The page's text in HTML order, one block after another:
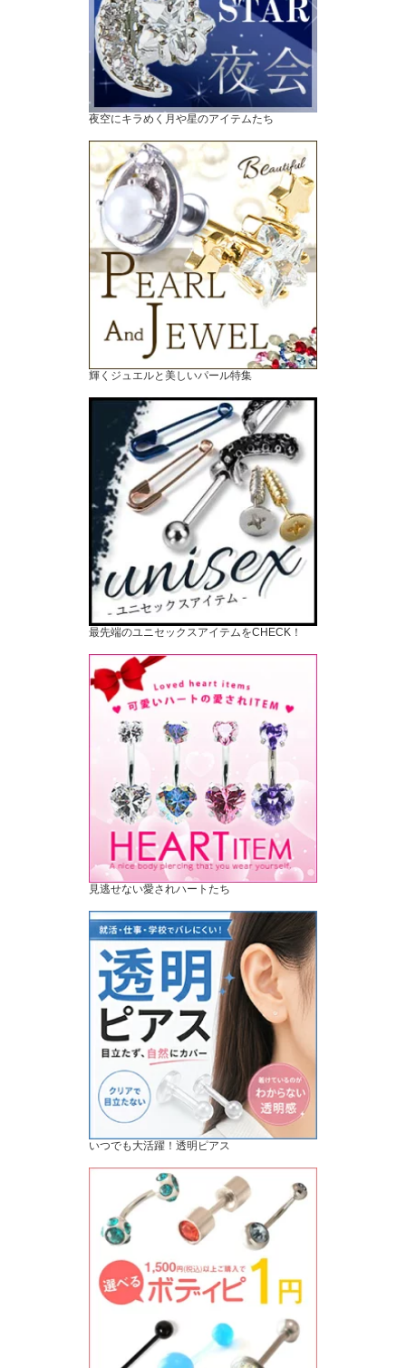
夜空にキラめく月や星のアイテムたち
輝くジュエルと美しいパール特集
最先端のユニセックスアイテムをCHECK！
見逃せない愛されハートたち
いつでも大活躍！透明ピアス